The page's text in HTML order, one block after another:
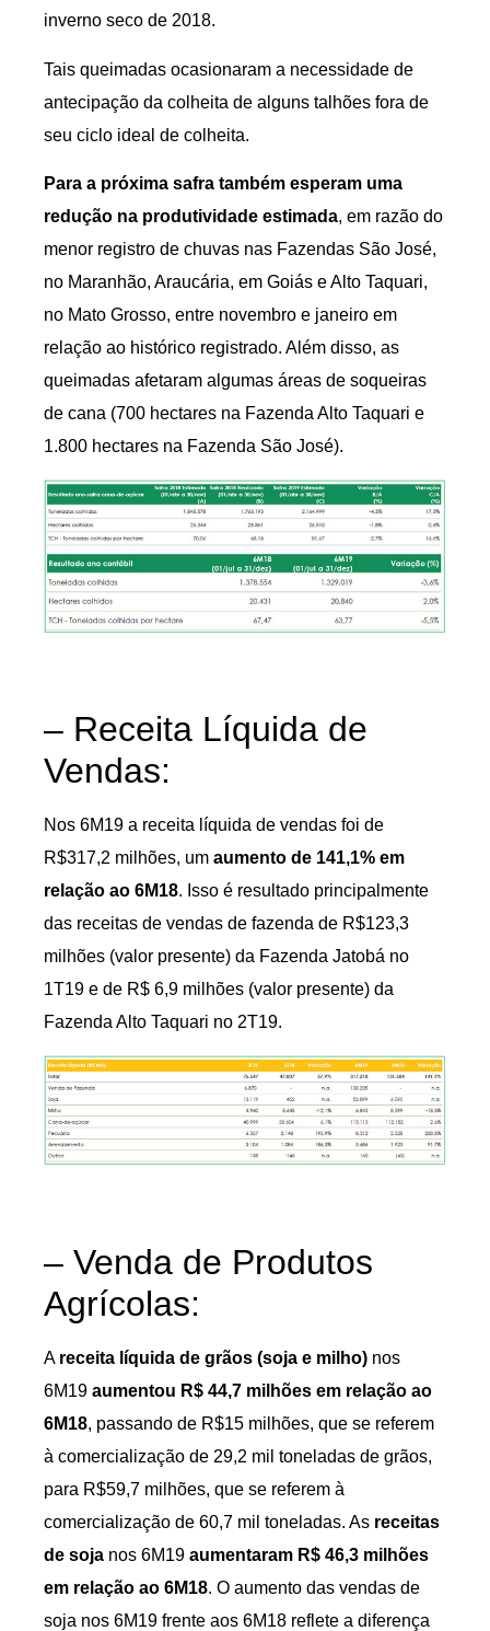
inverno seco de 2018.
Tais queimadas ocasionaram a necessidade de
antecipação da colheita de alguns talhões fora de
seu ciclo ideal de colheita.
Para a próxima safra também esperam uma
redução na produtividade estimada, em razão do
menor registro de chuvas nas Fazendas São José,
no Maranhão, Araucária, em Goiás e Alto Taquari,
no Mato Grosso, entre novembro e janeiro em
relação ao histórico registrado. Além disso, as
queimadas afetaram algumas áreas de soqueiras
de cana (700 hectares na Fazenda Alto Taquari e
1.800 hectares na Fazenda São José).
– Receita Líquida de
Vendas:
Nos 6M19 a receita líquida de vendas foi de
R$317,2 milhões, um aumento de 141,1% em
relação ao 6M18. Isso é resultado principalmente
das receitas de vendas de fazenda de R$123,3
milhões (valor presente) da Fazenda Jatobá no
1T19 e de R$ 6,9 milhões (valor presente) da
Fazenda Alto Taquari no 2T19.
– Venda de Produtos
Agrícolas:
A receita líquida de grãos (soja e milho) nos
6M19 aumentou R$ 44,7 milhões em relação ao
6M18, passando de R$15 milhões, que se referem
à comercialização de 29,2 mil toneladas de grãos,
para R$59,7 milhões, que se referem à
comercialização de 60,7 mil toneladas. As receitas
de soja nos 6M19 aumentaram R$ 46,3 milhões
em relação ao 6M18. O aumento das vendas de
soja nos 6M19 frente aos 6M18 reflete a diferença